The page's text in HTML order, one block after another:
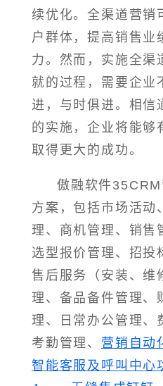
续优化。全渠道营销
户群体，提高销售业
力。然而，实施全渠
就的过程，需要企业
进，与时俱进。相信
的实施，企业将能够
取得更大的成功。
傲融软件
方案，包括市场活动
理、商机管理、销售
选型报价管理、招投
售后服务（安装、维
理、备品备件管理、
理、日常办公管理、
考勤管理、 营销自动
智能客服及呼叫中心